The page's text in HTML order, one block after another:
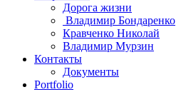
Дорога жизни
Владимир Бондаренко
Кравченко Николай
Владимир Мурзин
Контакты
Документы
Portfolio